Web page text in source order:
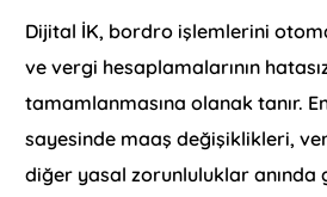
Dijital İK, bordro işlemlerini
ve vergi hesaplamalarının
tamamlanmasına olanak tanır.
sayesinde maaş değişiklikleri,
diğer yasal zorunluluklar anında